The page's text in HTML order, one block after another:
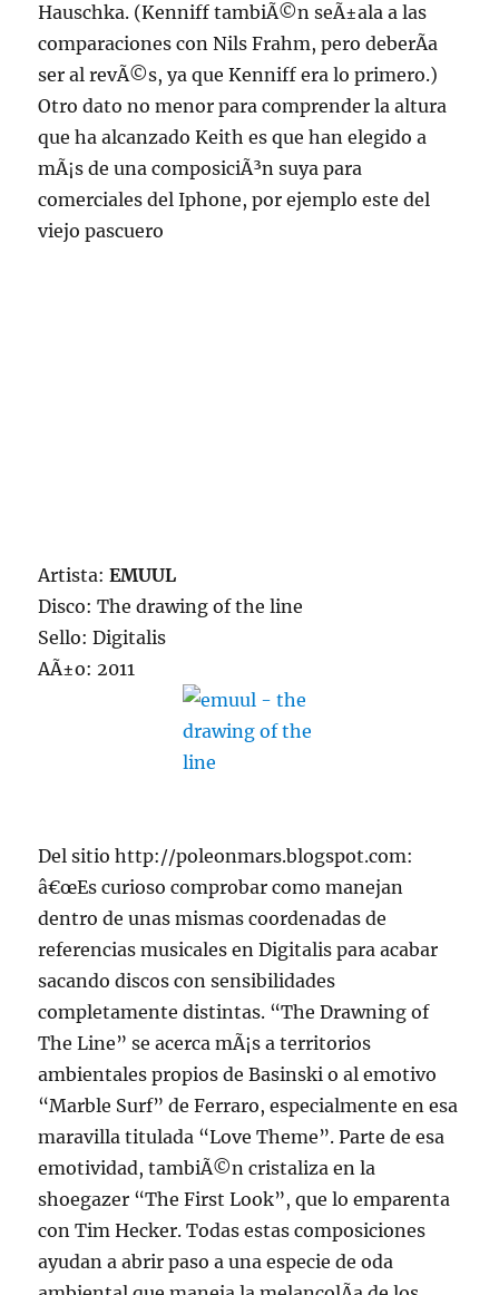
Hauschka. (Kenniff tambiÃ©n seÃ±ala a las
comparaciones con Nils Frahm, pero deberÃ­a
ser al revÃ©s, ya que Kenniff era lo primero.)
Otro dato no menor para comprender la altura
que ha alcanzado Keith es que han elegido a
mÃ¡s de una composiciÃ³n suya para
comerciales del Iphone, por ejemplo este del
viejo pascuero
Artista:EMUUL
Disco: The drawing of the line
Sello: Digitalis
AÃ±o: 2011
Del sitio http://poleonmars.blogspot.com:
â€œEs curioso comprobar como manejan
dentro de unas mismas coordenadas de
referencias musicales en Digitalis para acabar
sacando discos con sensibilidades
completamente distintas. “The Drawning of
The Line” se acerca mÃ¡s a territorios
ambientales propios de Basinski o al emotivo
“Marble Surf” de Ferraro, especialmente en esa
maravilla titulada “Love Theme”. Parte de esa
emotividad, tambiÃ©n cristaliza en la
shoegazer “The First Look”, que lo emparenta
con Tim Hecker. Todas estas composiciones
ayudan a abrir paso a una especie de oda